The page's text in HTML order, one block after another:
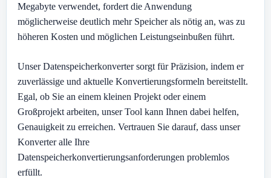
Megabyte verwendet, fordert die Anwendung
möglicherweise deutlich mehr Speicher als nötig an, was zu
höheren Kosten und möglichen Leistungseinbußen führt.
Unser Datenspeicherkonverter sorgt für Präzision, indem er
zuverlässige und aktuelle Konvertierungsformeln bereitstellt.
Egal, ob Sie an einem kleinen Projekt oder einem
Großprojekt arbeiten, unser Tool kann Ihnen dabei helfen,
Genauigkeit zu erreichen. Vertrauen Sie darauf, dass unser
Konverter alle Ihre
Datenspeicherkonvertierungsanforderungen problemlos
erfüllt.